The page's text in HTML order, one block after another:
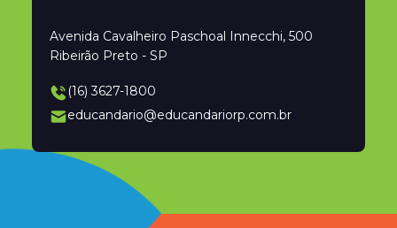
Avenida Cavalheiro Paschoal Innecchi, 500
Ribeirão Preto - SP
(16) 3627-1800
educandario@educandariorp.com.br